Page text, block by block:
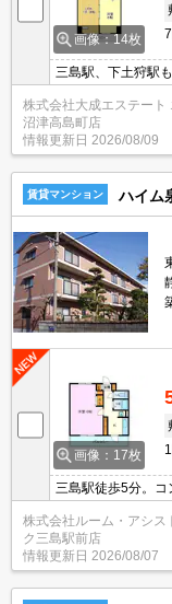
画像：14枚
三島駅、下土狩駅
ートロック、防犯
トも無料です！駅
料不要です！
株式会社大成エステート
沼津高島町店
情報更新日 2026/08/09
賃貸マンション ハイム
画像：17枚
三島駅徒歩5分。コ
株式会社ルーム・アシス
ク三島駅前店
情報更新日 2026/08/07